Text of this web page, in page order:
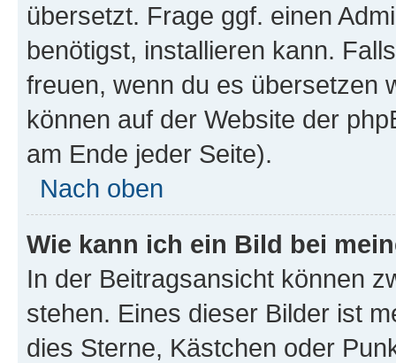
übersetzt. Frage ggf. einen
benötigst, installieren kann.
freuen, wenn du es übersetzen
können auf der Website der
am Ende jeder Seite).
Nach oben
Wie kann ich ein Bild bei
In der Beitragsansicht können
stehen. Eines dieser Bilder ist
dies Sterne, Kästchen oder